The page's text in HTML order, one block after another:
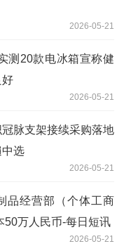
2026-05-21
测20款电冰箱宣称健
好
2026-05-21
脉支架接续采购落地
中选
2026-05-21
品经营部（个体工商
50万人民币-每日短讯
2026-05-21